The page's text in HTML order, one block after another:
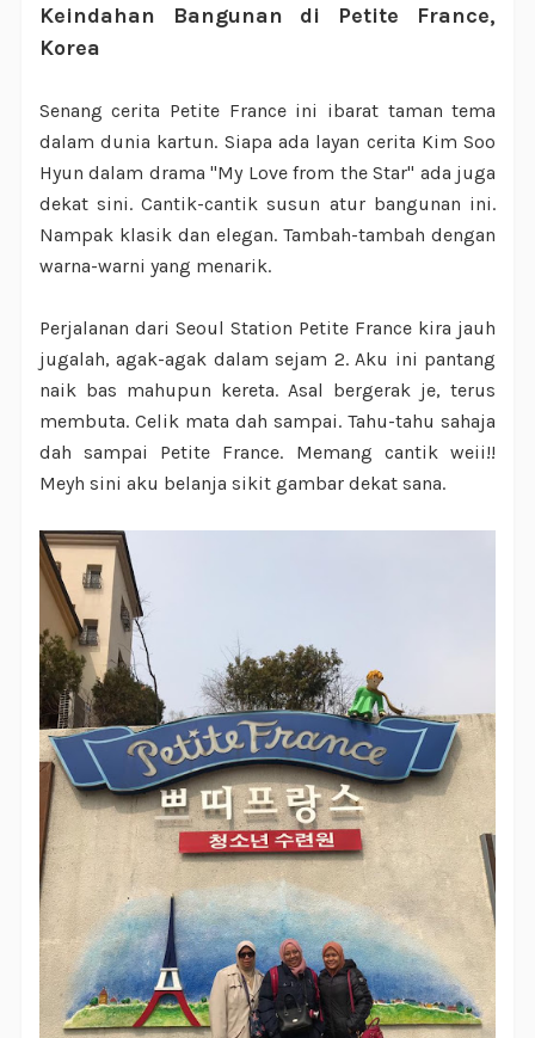
Keindahan Bangunan di Petite France,
Korea
Senang cerita Petite France ini ibarat taman tema
dalam dunia kartun. Siapa ada layan cerita Kim Soo
Hyun dalam drama "My Love from the Star" ada juga
dekat sini. Cantik-cantik susun atur bangunan ini.
Nampak klasik dan elegan. Tambah-tambah dengan
warna-warni yang menarik.
Perjalanan dari Seoul Station Petite France kira jauh
jugalah, agak-agak dalam sejam 2. Aku ini pantang
naik bas mahupun kereta. Asal bergerak je, terus
membuta. Celik mata dah sampai. Tahu-tahu sahaja
dah sampai Petite France. Memang cantik weii!!
Meyh sini aku belanja sikit gambar dekat sana.